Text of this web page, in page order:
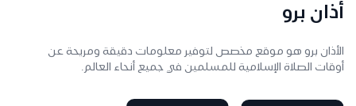
أذان برو
الأذان برو هو موقع مخصص لتوفير معلومات دقيقة ومريحة عن
أوقات الصلاة الإسلامية للمسلمين في جميع أنحاء العالم.